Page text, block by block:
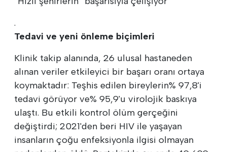
.
Tedavi ve yeni önleme biçimleri
Klinik takip alanında, 26 ulusal hastaneden
alınan veriler etkileyici bir başarı oranı ortaya
koymaktadır: Teşhis edilen bireylerin% 97,8'i
tedavi görüyor ve% 95,9'u virolojik baskıya
ulaştı. Bu etkili kontrol ölüm gerçeğini
değiştirdi; 2021'den beri HIV ile yaşayan
insanların çoğu enfeksiyonla ilgisi olmayan